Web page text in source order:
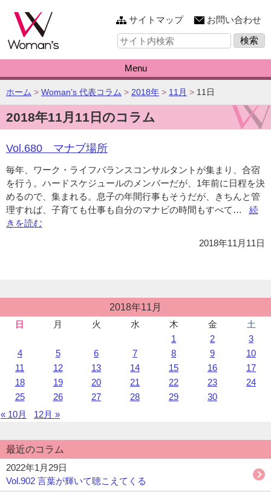
このページの本文へ
サイトマップ
お問い合わせ
サ
イ
内
検
索:
Menu
こ
の
ペ
ー
ジ
の
位
置:
ホーム > Woman’s 代表コラム > 2018年 > 11月 > 11日
2018年11月11日のコラム
Vol.680 マナブ場所
毎年、ワーク・ライフバランスコンサルタントが集まり、合宿
を行う。ハードスケジュールのメンバーだが、1年前に日程を決
めるので、集まれる。息子の年間行事もそうだが、きちんと管
理すれば、子育ても仕事も自分のマナビの時間もすべて…
ブ
続
きを読む
2018年11月11日
稿
2018年11月
日
月 火 水 木 金
土
1
2
3
4
5 6 7 8 9
10
11
12 13 14 15 16
17
18
19 20 21 22 23
24
25
26 27 28 29
30
« 10月
12月 »
最近のコラム
2022年1月29日
Vol.902 言葉が輝いて聴こえてくる